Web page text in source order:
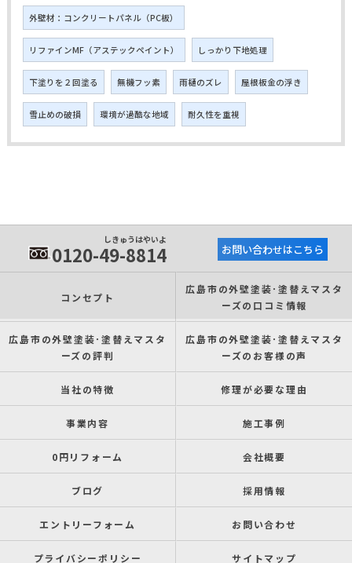
外壁材：コンクリートパネル（PC板）
リファインMF（アステックペイント） しっかり下地処理
下塗りを２回塗る 無機フッ素 雨樋のズレ 屋根板金の浮き
雪止めの破損 環境が過酷な地域 耐久性を重視
しきゅうはやいよ
0120-49-8814 お問い合わせはこちら
コンセプト
広島市の外壁塗装･塗替えマスタ
ーズの口コミ情報
広島市の外壁塗装･塗替えマスタ
ーズの評判
広島市の外壁塗装･塗替えマスタ
ーズのお客様の声
当社の特徴 修理が必要な理由
事業内容 施工事例
0円リフォーム 会社概要
ブログ 採用情報
エントリーフォーム お問い合わせ
プライバシーポリシー サイトマップ